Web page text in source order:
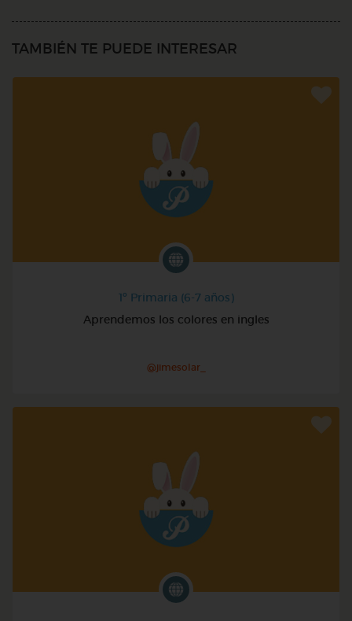
TAMBIÉN TE PUEDE INTERESAR
1º Primaria (6-7 años)
Aprendemos los colores en ingles
@jimesolar_